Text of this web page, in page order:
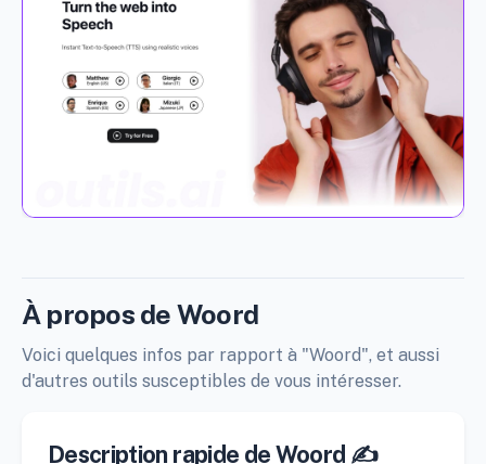
À propos de Woord
Voici quelques infos par rapport à "Woord", et aussi
d'autres outils susceptibles de vous intéresser.
Description rapide de Woord ✍️